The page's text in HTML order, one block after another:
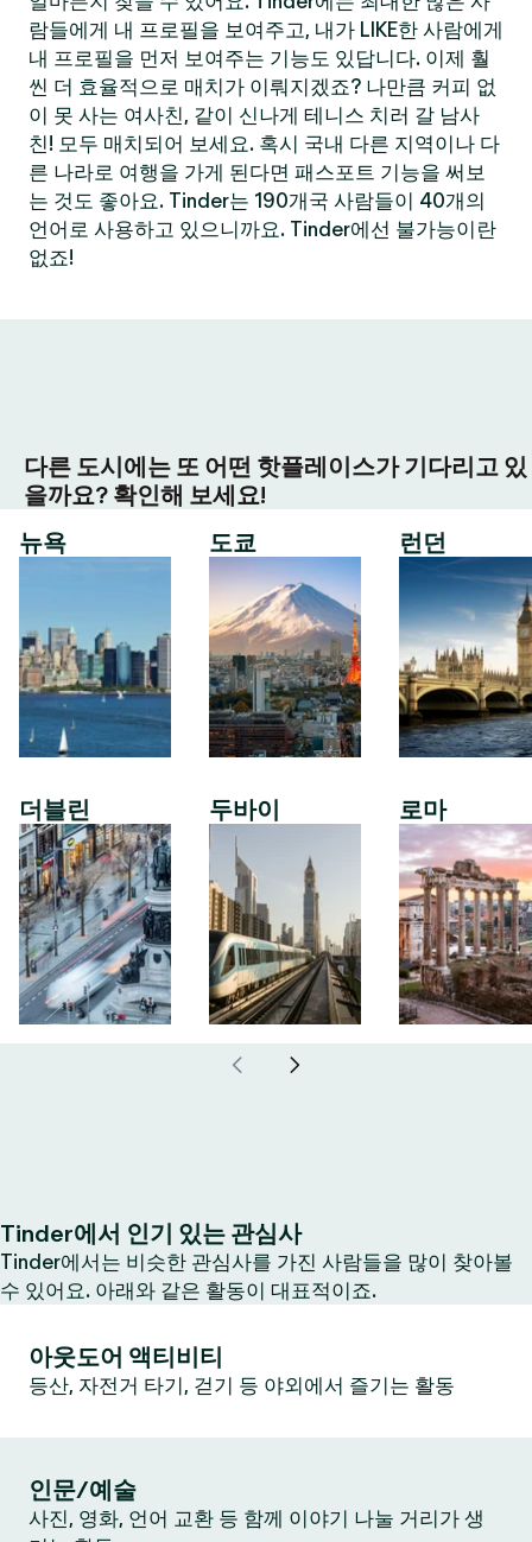
람들에게 내 프로필을 보여주고, 내가 LIKE한 사람에게
내 프로필을 먼저 보여주는 기능도 있답니다. 이제 훨
씬 더 효율적으로 매치가 이뤄지겠죠? 나만큼 커피 없
이 못 사는 여사친, 같이 신나게 테니스 치러 갈 남사
친! 모두 매치되어 보세요. 혹시 국내 다른 지역이나 다
른 나라로 여행을 가게 된다면 패스포트 기능을 써보
는 것도 좋아요. Tinder는 190개국 사람들이 40개의
언어로 사용하고 있으니까요. Tinder에선 불가능이란
없죠!
다른 도시에는 또 어떤 핫플레이스가 기다리고 있
을까요? 확인해 보세요!
뉴욕
더블린
도쿄
두바이
런던
로마
Tinder에서 인기 있는 관심사
Tinder에서는 비슷한 관심사를 가진 사람들을 많이 찾아볼
수 있어요. 아래와 같은 활동이 대표적이죠.
아웃도어 액티비티
등산, 자전거 타기, 걷기 등 야외에서 즐기는 활동
인문/예술
사진, 영화, 언어 교환 등 함께 이야기 나눌 거리가 생